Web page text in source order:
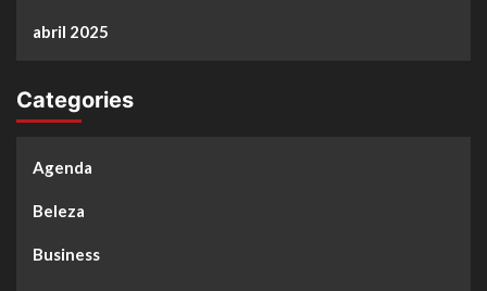
abril 2025
Categories
Agenda
Beleza
Business